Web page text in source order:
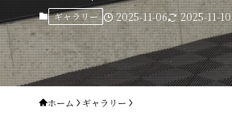
ギャラリー 2025-11-06 2025-11-10
ホーム ギャラリー